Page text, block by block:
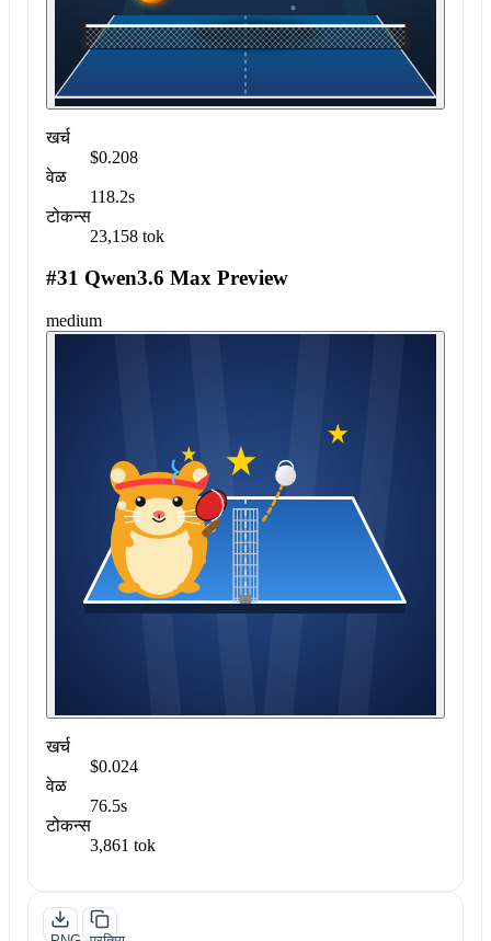
खर्च
$0.208
वेळ
118.2s
टोकन्स
23,158 tok
#31 Qwen3.6 Max Preview
medium
खर्च
$0.024
वेळ
76.5s
टोकन्स
3,861 tok